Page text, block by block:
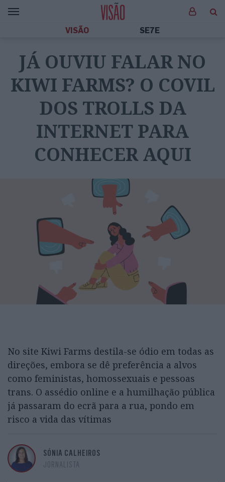
VISÃO SE7E
JÁ OUVIU FALAR NO
KIWI FARMS? O COVIL
DOS TROLLS DA
INTERNET PARA
CONHECER AQUI
No site Kiwi Farms destila-se ódio em todas as
direções, embora se dê preferência a alvos
como feministas, homossexuais e pessoas
trans. O assédio online e a humilhação pública
já passaram do ecrã para a rua, pondo em
risco a vida das vítimas
SÓNIA CALHEIROS
JORNALISTA